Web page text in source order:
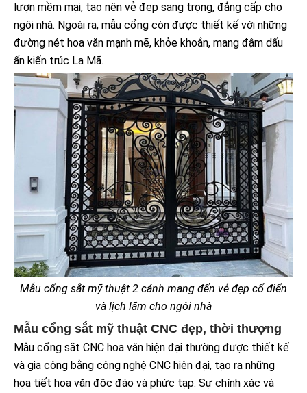
lượn mềm mại, tạo nên vẻ đẹp sang trọng, đẳng cấp cho
ngôi nhà. Ngoài ra, mẫu cổng còn được thiết kế với những
đường nét hoa văn mạnh mẽ, khỏe khoắn, mang đậm dấu
ấn kiến trúc La Mã.
Mẫu cổng sắt mỹ thuật 2 cánh mang đến vẻ đẹp cổ điển
và lịch lãm cho ngôi nhà
Mẫu cổng sắt mỹ thuật CNC đẹp, thời thượng
Mẫu cổng sắt CNC hoa văn hiện đại thường được thiết kế
và gia công bằng công nghệ CNC hiện đại, tạo ra những
họa tiết hoa văn độc đáo và phức tạp. Sự chính xác và